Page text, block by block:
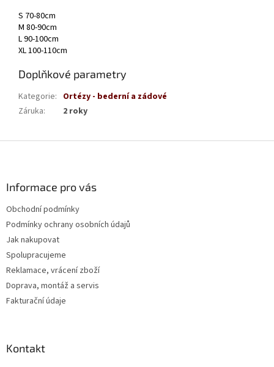
S 70-80cm
M 80-90cm
L 90-100cm
XL 100-110cm
Doplňkové parametry
Kategorie: Ortézy - bederní a zádové
Záruka: 2 roky
Informace pro vás
Obchodní podmínky
Podmínky ochrany osobních údajů
Jak nakupovat
Spolupracujeme
Reklamace, vrácení zboží
Doprava, montáž a servis
Fakturační údaje
Kontakt